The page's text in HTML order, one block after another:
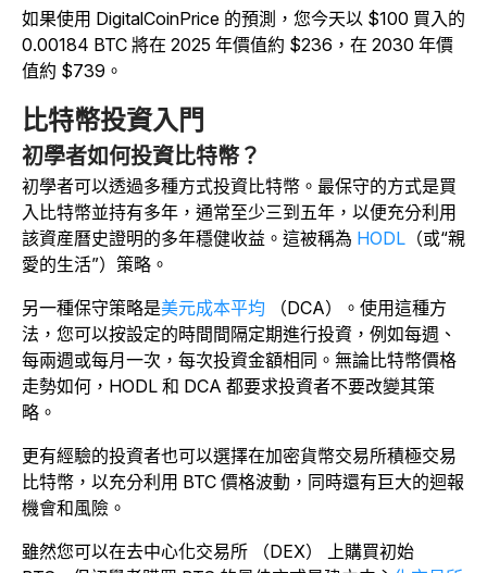
如果使用 DigitalCoinPrice 的預測，您今天以 $100 買入的
0.00184 BTC 將在 2025 年價值約 $236，在 2030 年價
值約 $739。
比特幣投資入門
初學者如何投資比特幣？
初學者可以透過多種方式投資比特幣。最保守的方式是買
入比特幣並持有多年，通常至少三到五年，以便充分利用
該資産曆史證明的多年穩健收益。這被稱為 HODL （或“親
愛的生活”）策略。
另一種保守策略是美元成本平均
（DCA）。使用這種方
法，您可以按設定的時間間隔定期進行投資，例如每週、
每兩週或每月一次，每次投資金額相同。無論比特幣價格
走勢如何，HODL 和 DCA 都要求投資者不要改變其策
略。
更有經驗的投資者也可以選擇在加密貨幣交易所積極交易
比特幣，以充分利用 BTC 價格波動，同時還有巨大的迴報
機會和風險。
雖然您可以在去中心化交易所 （DEX） 上購買初始